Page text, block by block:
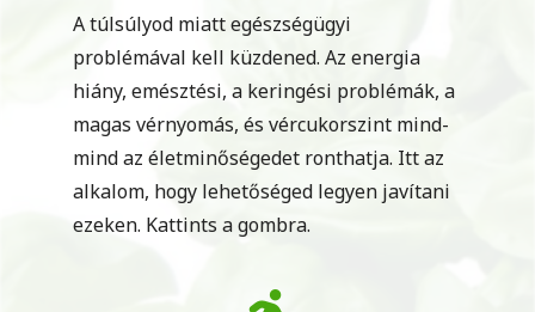
A túlsúlyod miatt egészségügyi
problémával kell küzdened. Az energia
hiány, emésztési, a keringési problémák, a
magas vérnyomás, és vércukorszint mind-
mind az életminőségedet ronthatja. Itt az
alkalom, hogy lehetőséged legyen javítani
ezeken. Kattints a gombra.